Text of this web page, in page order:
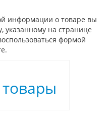
информации о товаре вы
указанному на странице
формой